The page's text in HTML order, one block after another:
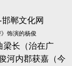
饰演的杨俊
梁长（治在广
河内郡获嘉（今